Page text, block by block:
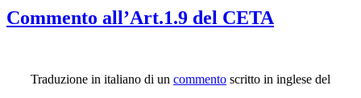
Commento all’Art.1.9 del CETA
Traduzione in italiano di un commento scritto in inglese del